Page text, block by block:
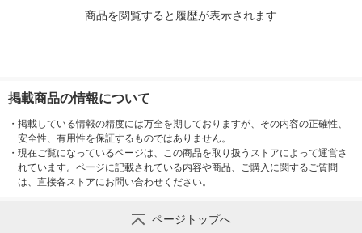
商品を閲覧すると履歴が表示されます
掲載商品の情報について
・ 掲載している情報の精度には万全を期しておりますが、その内容の正確性、
安全性、有用性を保証するものではありません。
・ 現在ご覧になっているページは、この商品を取り扱うストアによって運営さ
れています。ページに記載されている内容や商品、ご購入に関するご質問
は、直接各ストアにお問い合わせください。
ページトップへ